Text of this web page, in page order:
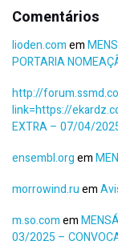
Comentários
lioden.comem
PORTARIA
http://
link=https://
EXTRA – 07/04/
ensembl.orgem
morrowind.ruem
m.so.comem
03/2025 –